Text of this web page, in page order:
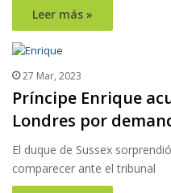
Leer más »
27 Mar, 2023
Príncipe Enrique
Londres por
El duque de Sussex
comparecer ante el tribunal